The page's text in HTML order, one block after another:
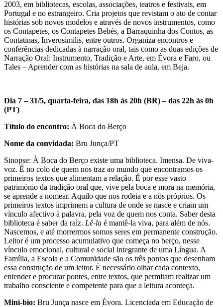
2003, em bibliotecas, escolas, associações, teatros e festivais, em
Portugal e no estrangeiro. Cria projetos que revistam o ato de contar
histórias sob novos modelos e através de novos instrumentos, como
os Contapetes, os Contapetes Bebés, a Barraquinha dos Contos, as
Contatinas, Inverosímilis, entre outros. Organiza encontros e
conferências dedicadas à narração oral, tais como as duas edições de
Narração Oral: Instrumento, Tradição e Arte, em Évora e Faro, ou
Tales – Aprender com as histórias na sala de aula, em Beja.
Dia 7 – 31/5, quarta-feira, das 18h às 20h (BR) – das 22h às 0h
(PT)
Título do encontro: À Boca do Berço
Nome da convidada: Bru Junça/PT
Sinopse: À Boca do Berço existe uma biblioteca. Imensa. De viva-
voz. É no colo de quem nos traz ao mundo que encontramos os
primeiros textos que alimentam a relação. É por esse vasto
património da tradição oral que, vive pela boca e mora na memória,
se aprende a nomear. Aquilo que nos rodeia e a nós próprios. Os
primeiros textos imprimem a cultura de onde se nasce e criam um
vínculo afectivo à palavra, pela voz de quem nos conta. Saber desta
biblioteca é saber da raíz. Lê-la é mantê-la viva, para além de nós.
Nascemos, e até morrermos somos seres em permanente construção.
Leitor é um processo acumulativo que começa no berço, nesse
vínculo emocional, cultural e social integrante de uma Língua. A
Família, a Escola e a Comunidade são os três pontos que desenham
essa construção de um leitor. É necessário olhar cada contexto,
entender e procurar pontes, entre textos, que permitam realizar um
trabalho consciente e competente para que a leitura aconteça.
Mini-bio: Bru Junça nasce em Évora. Licenciada em Educação de